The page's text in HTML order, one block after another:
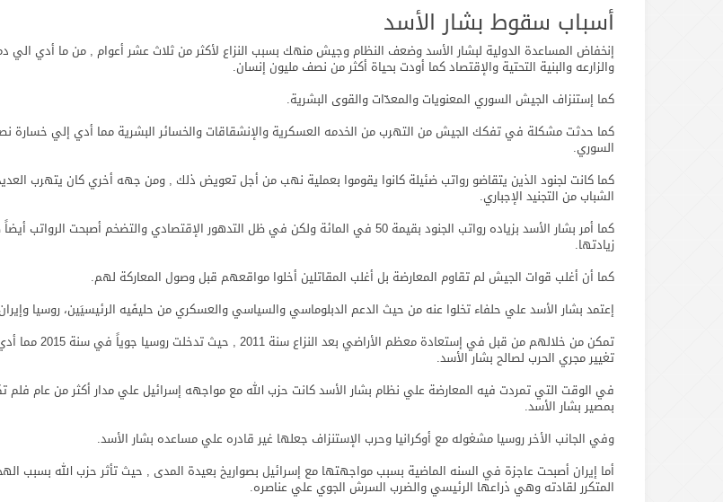
أسباب سقوط بشار الأسد
إنخفاض المساعدة الدولية لبشار الأسد وضعف النظام وجيش منهك بسبب النزاع لأكثر من ثلاث عشر أعوام , من ما أدي الي
والزارعه والبنية التحتية والإقتصاد كما أودت بحياة أكثر من نصف مليون إنسان.
كما إستنزاف الجيش السوري المعنويات والمعدّات والقوى البشرية.
كما حدثت مشكلة في تفكك الجيش من التهرب من الخدمه العسكرية والإنشقاقات والخسائر البشرية مما أدي إلي خسارة
السوري.
كما كانت لجنود الذين يتقاضو رواتب ضئيلة كانوا يقوموا بعملية نهب من أجل تعويض ذلك , ومن جهه أخري كان يتهرب
الشباب من التجنيد الإجباري.
كما أمر بشار الأسد بزياده رواتب الجنود بقيمة 50 في المائة ولكن في ظل التدهور الإقتصادي والتضخم أصبحت
زيادتها.
كما أن أغلب قوات الجيش لم تقاوم المعارضة بل أغلب المقاتلين أخلوا مواقعهم قبل وصول المعاركة لهم.
إعتمد بشار الأسد علي حلفاء تخلوا عنه من حيث الدعم الدبلوماسي والسياسي والعسكري من حليفَيه الرئيسيَين، روسيا
تمكن من خلالهم من قبل في إستعادة معظم الأراضي بعد النزاع
تغيير مجري الحرب لصالح بشار الأسد.
في الوقت التي تمردت فيه المعارضة علي نظام بشار الأسد كانت حزب الله مع مواجهه إسرائيل علي مدار أكثر من عام فلم
بمصير بشار الأسد.
وفي الجانب الأخر روسيا مشغوله مع أوكرانيا وحرب الإستنزاف جعلها غير قادره علي مساعده بشار الأسد.
أما إيران أصبحت عاجزة في السنه الماضية بسبب مواجهتها مع إسرائيل بصواريخ بعيدة المدى , حيث تأثر حزب الله بسبب
المتكرر لقادته وهي ذراعها الرئيسي والضرب السرش الجوي علي عناصره.